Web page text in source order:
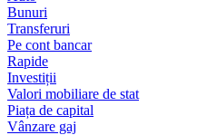
Bunuri
Transferuri
Pe cont bancar
Rapide
Investiții
Valori mobiliare de stat
Piața de capital
Vânzare gaj